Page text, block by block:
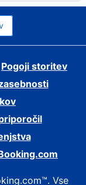
Pogoji storitev
Vse